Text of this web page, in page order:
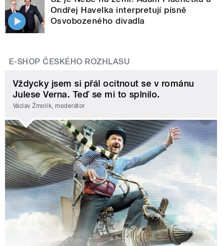
Ondřej Havelka interpretují písně
Osvobozeného divadla
E-SHOP ČESKÉHO ROZHLASU
Vždycky jsem si přál ocitnout se v románu
Julese Verna. Teď se mi to splnilo.
Václav Žmolík, moderátor